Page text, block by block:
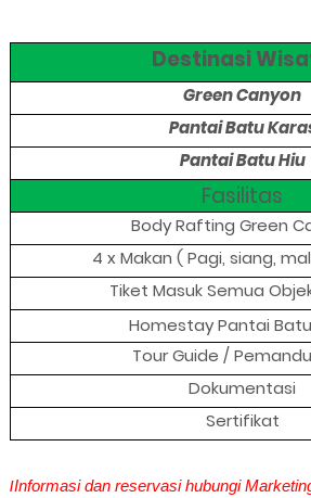
Destinasi
Green Canyon
Pantai Batu
Pantai Batu Hiu
Fasilitas
Body Rafting Green
4 x Makan ( Pagi, siang,
Tiket Masuk Semua
Homestay Pantai
Tour Guide /
Dokumentasi
Sertifikat
IInformasi dan reservasi hubungi